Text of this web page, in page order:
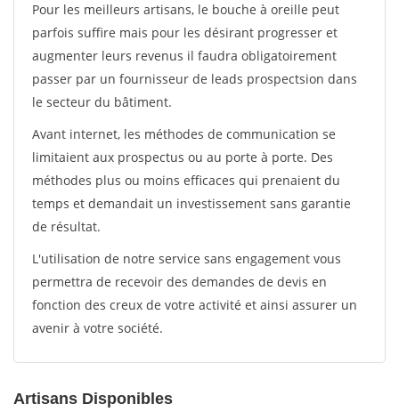
Pour les meilleurs artisans, le bouche à oreille peut
parfois suffire mais pour les désirant progresser et
augmenter leurs revenus il faudra obligatoirement
passer par un fournisseur de leads prospectsion dans
le secteur du bâtiment.
Avant internet, les méthodes de communication se
limitaient aux prospectus ou au porte à porte. Des
méthodes plus ou moins efficaces qui prenaient du
temps et demandait un investissement sans garantie
de résultat.
L'utilisation de notre service sans engagement vous
permettra de recevoir des demandes de devis en
fonction des creux de votre activité et ainsi assurer un
avenir à votre société.
Artisans Disponibles